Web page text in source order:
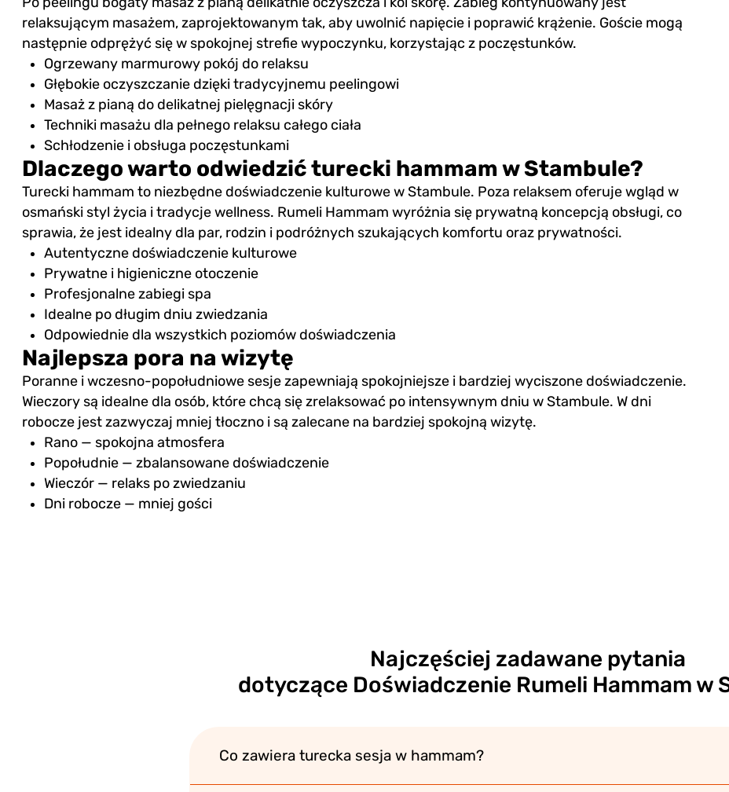
relaksującym masażem, zaprojektowanym tak, aby uwolnić napięcie i poprawić krążenie. Goście mogą
następnie odprężyć się w spokojnej strefie wypoczynku, korzystając z poczęstunków.
Ogrzewany marmurowy pokój do relaksu
Głębokie oczyszczanie dzięki tradycyjnemu peelingowi
Masaż z pianą do delikatnej pielęgnacji skóry
Techniki masażu dla pełnego relaksu całego ciała
Schłodzenie i obsługa poczęstunkami
Dlaczego warto odwiedzić turecki hammam w Stambule?
Turecki hammam to niezbędne doświadczenie kulturowe w Stambule. Poza relaksem oferuje wgląd w
osmański styl życia i tradycje wellness. Rumeli Hammam wyróżnia się prywatną koncepcją obsługi, co
sprawia, że jest idealny dla par, rodzin i podróżnych szukających komfortu oraz prywatności.
Autentyczne doświadczenie kulturowe
Prywatne i higieniczne otoczenie
Profesjonalne zabiegi spa
Idealne po długim dniu zwiedzania
Odpowiednie dla wszystkich poziomów doświadczenia
Najlepsza pora na wizytę
Poranne i wczesno-popołudniowe sesje zapewniają spokojniejsze i bardziej wyciszone doświadczenie.
Wieczory są idealne dla osób, które chcą się zrelaksować po intensywnym dniu w Stambule. W dni
robocze jest zazwyczaj mniej tłoczno i są zalecane na bardziej spokojną wizytę.
Rano — spokojna atmosfera
Popołudnie — zbalansowane doświadczenie
Wieczór — relaks po zwiedzaniu
Dni robocze — mniej gości
Najczęściej zadawane pytania
dotyczące Doświadczenie Rumeli Hammam w
Co zawiera turecka sesja w hammam?